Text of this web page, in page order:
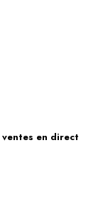
ventes en direct